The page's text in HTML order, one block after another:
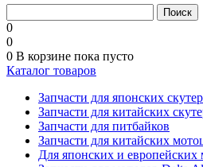
0
0
0 В корзине пока пусто
Каталог товаров
Запчасти для японских
Запчасти для китайских
Запчасти для питбайков
Запчасти для китайских
Для японских и европейских